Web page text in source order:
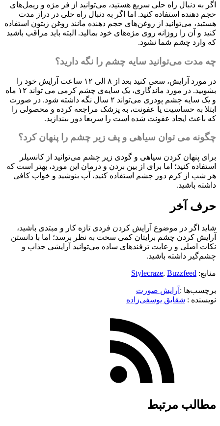
اگر به دنبال راه حلی سریع هستید، می‌توانید از فر مژه و ریمل‌های
حجم دهنده استفاده کنید. اما اگر به دنبال راه حلی در دراز مدت
هستید، می‌توانید از روغن‌های حجم دهنده مانند روغن زیتون استفاده
کنید و آن را روزانه روی مژه‌های خود بمالید. البته باید مراقب باشید
که وارد چشم شما نشود.
چه مدت می‌توانید سایه چشم را نگه دارید؟
در مورد آرایش، سعی کنید بعد از ۸ الی ۱۲ ساعت آرایش خود را
بشویید. در مورد ماندگاری، یک سایه‌ی چشم کرمی می تواند ۱۲ ماه
و یک سایه چشم پودری می‌تواند ۲ سال نگه داشته شود. در صورت
ابتلا به حساسیت یا عفونت، به پزشک مراجعه کرده و محصولی را
که باعث ایجاد عفونت شده است را سریعا دور بیندازید.
چگونه می توان سیاهی و پف زیر چشم را پنهان کرد؟
برای پنهان کردن سیاهی و گودی زیر چشم می‌توانید از کانسیلر
استفاده کنید؛ اما برای از بین بردن و درمان این مورد، بهتر است که
هر شب از کرم دور چشم استفاده کنید، آب بنوشید و خواب کافی
داشته باشید.
حرف آخر
شاید اگر در موضوع آرایش کردن فردی تازه کار و مبتدی باشید،
آرایش کردن چشم برایتان کمی سخت به نظر برسد؛ اما با دانستن
نکات اصلی و رعایت ترفندهای ساده می‌توانید آرایشی جذاب و
چشم‌گیر داشته باشید.
منابع: Stylecraze, Buzzfeed
برچسب‌ها : آرایش صورت
نویسنده :‌ شقایق یوسفی‌زاده
مطالب مرتبط